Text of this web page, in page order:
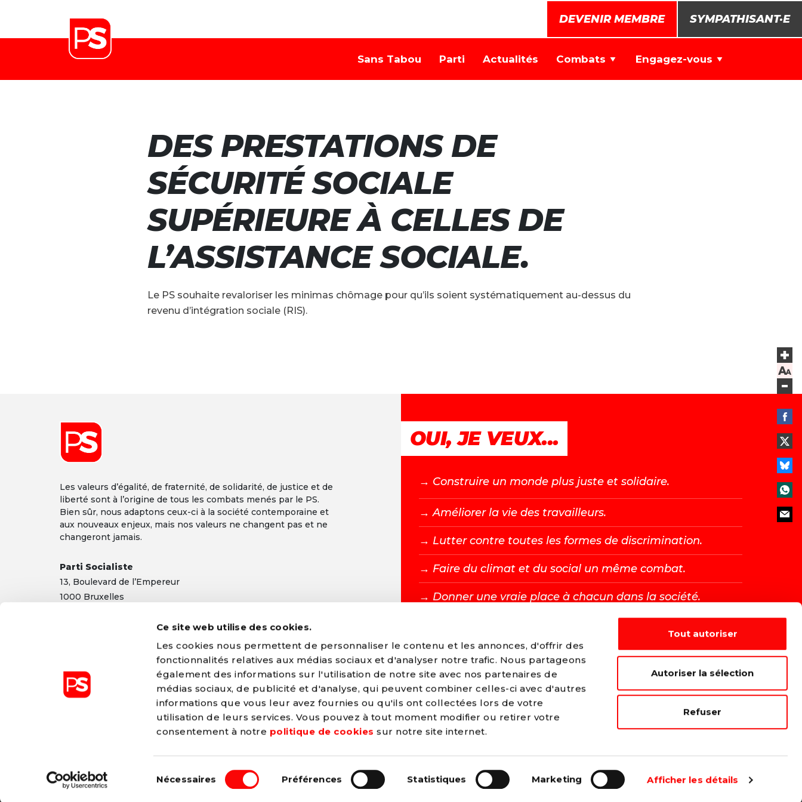
Ce site web utilise des cookies.
Les cookies nous permettent de personnaliser le contenu et les annonces, d'offrir des
fonctionnalités relatives aux médias sociaux et d'analyser notre trafic. Nous partageons
également des informations sur l'utilisation de notre site avec nos partenaires de
médias sociaux, de publicité et d'analyse, qui peuvent combiner celles-ci avec d'autres
informations que vous leur avez fournies ou qu'ils ont collectées lors de votre
utilisation de leurs services. Vous pouvez à tout moment modifier ou retirer votre
consentement à notre politique de cookies sur notre site internet.
du
Nécessaires Préférences Statistiques Marketing Afficher les détails
Tout autoriser
Autoriser la sélection
Refuser
DEVENIR MEMBRE SYMPATHISANT·E
Sans Tabou Parti Actualités Combats Engagez-vous
DES PRESTATIONS DE
SÉCURITÉ SOCIALE
SUPÉRIEURE À CELLES DE
L’ASSISTANCE SOCIALE.
Le PS souhaite revaloriser les minimas chômage pour qu’ils soient systématiquement au-dessus du
revenu d’intégration sociale (RIS).
Les valeurs d’égalité, de fraternité, de solidarité, de justice et de
liberté sont à l’origine de tous les combats menés par le PS.
Bien sûr, nous adaptons ceux-ci à la société contemporaine et
aux nouveaux enjeux, mais nos valeurs ne changent pas et ne
changeront jamais.
Parti Socialiste
13, Boulevard de l’Empereur
1000 Bruxelles
Mentions légales |Confidentialité
Le Parti Socialiste est membre du Parti Socialiste
Européen (PSE)
PES declaration of principles
OUI, JE VEUX...
→ Construire un monde plus juste et solidaire.
→ Améliorer la vie des travailleurs.
→ Lutter contre toutes les formes de discrimination.
→ Faire du climat et du social un même combat.
→ Donner une vraie place à chacun dans la société.
DEVENIR MEMBRE →
© 2026 Parti Socialiste
Construit avec
| Site parTectonica